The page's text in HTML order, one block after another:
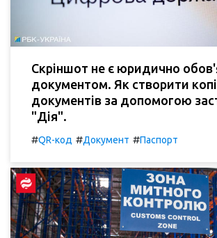
Скріншот не є юридично
документом. Як створити
документів за допомогою
"Дія".
#QR-код #Документ #Паспорт